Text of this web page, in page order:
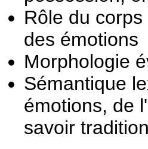
Rôle du
des émotions
Morphologie
Sémantique
émotions, de
savoir